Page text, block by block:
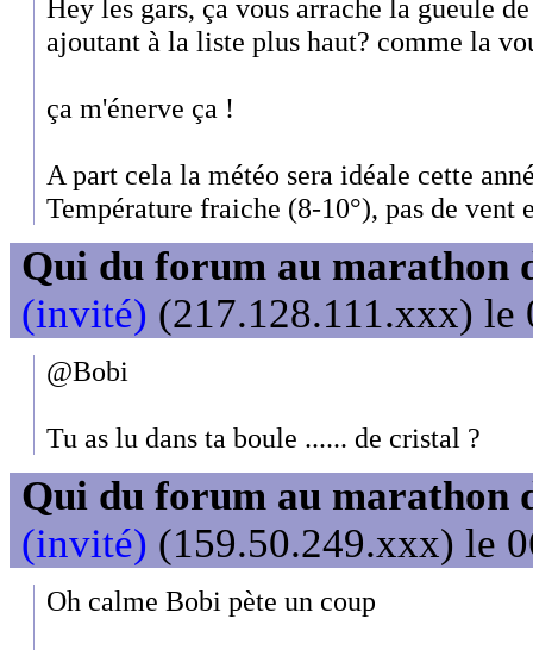
Hey les gars, ça vous arrache la gueule
ajoutant à la liste plus haut? comme la
ça m'énerve ça !
A part cela la météo sera idéale cette
Température fraiche (8-10°), pas de vent
Qui du forum au marathon
(invité) (217.128.111.xxx) le
@Bobi
Tu as lu dans ta boule ...... de cristal ?
Qui du forum au marathon
(invité) (159.50.249.xxx) le
Oh calme Bobi pète un coup